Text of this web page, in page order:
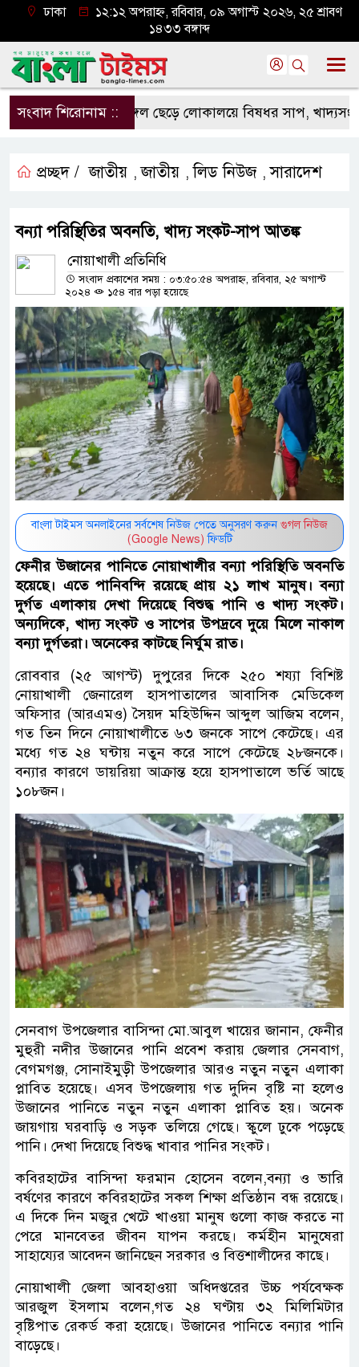
ঢাকা
১২:১২ অপরাহ্ন, রবিবার, ০৯ অগাস্ট ২০২৬, ২৫ শ্রাবণ
১৪৩৩ বঙ্গাব্দ
সংবাদ শিরোনাম ::জঙ্গল ছেড়ে লোকালয়ে বিষধর সাপ, খাদ্যসংকট ও
প্রচ্ছদ / জাতীয় ,জাতীয় ,লিড নিউজ ,সারাদেশ
বন্যা পরিস্থিতির অবনতি, খাদ্য সংকট-সাপ আতঙ্ক
নোয়াখালী প্রতিনিধি
সংবাদ প্রকাশের সময় : ০৩:৫০:৫৪ অপরাহ্ন, রবিবার, ২৫ অগাস্ট
২০২৪
১৫৪ বার পড়া হয়েছে
বাংলা টাইমস অনলাইনের সর্বশেষ নিউজ পেতে অনুসরণ করুন গুগল নিউজ
(Google News) ফিডটি
ফেনীর উজানের পানিতে নোয়াখালীর বন্যা পরিস্থিতি অবনতি
হয়েছে। এতে পানিবন্দি রয়েছে প্রায় ২১ লাখ মানুষ। বন্যা
দুর্গত এলাকায় দেখা দিয়েছে বিশুদ্ধ পানি ও খাদ্য সংকট।
অন্যদিকে, খাদ্য সংকট ও সাপের উপদ্রবে দুয়ে মিলে নাকাল
বন্যা দুর্গতরা। অনেকের কাটছে নির্ঘুম রাত।
রোববার (২৫ আগস্ট) দুপুরের দিকে ২৫০ শয্যা বিশিষ্ট
নোয়াখালী জেনারেল হাসপাতালের আবাসিক মেডিকেল
অফিসার (আরএমও) সৈয়দ মহিউদ্দিন আব্দুল আজিম বলেন,
গত তিন দিনে নোয়াখালীতে ৬৩ জনকে সাপে কেটেছে। এর
মধ্যে গত ২৪ ঘন্টায় নতুন করে সাপে কেটেছে ২৮জনকে।
বন্যার কারণে ডায়রিয়া আক্রান্ত হয়ে হাসপাতালে ভর্তি আছে
১০৮জন।
সেনবাগ উপজেলার বাসিন্দা মো.আবুল খায়ের জানান, ফেনীর
মুহুরী নদীর উজানের পানি প্রবেশ করায় জেলার সেনবাগ,
বেগমগঞ্জ, সোনাইমুড়ী উপজেলার আরও নতুন নতুন এলাকা
প্লাবিত হয়েছে। এসব উপজেলায় গত দুদিন বৃষ্টি না হলেও
উজানের পানিতে নতুন নতুন এলাকা প্লাবিত হয়। অনেক
জায়গায় ঘরবাড়ি ও সড়ক তলিয়ে গেছে। স্কুলে ঢুকে পড়েছে
পানি। দেখা দিয়েছে বিশুদ্ধ খাবার পানির সংকট।
কবিরহাটের বাসিন্দা ফরমান হোসেন বলেন,বন্যা ও ভারি
বর্ষণের কারণে কবিরহাটের সকল শিক্ষা প্রতিষ্ঠান বন্ধ রয়েছে।
এ দিকে দিন মজুর খেটে খাওয়া মানুষ গুলো কাজ করতে না
পেরে মানবেতর জীবন যাপন করছে। কর্মহীন মানুষেরা
সাহায্যের আবেদন জানিছেন সরকার ও বিত্তশালীদের কাছে।
নোয়াখালী জেলা আবহাওয়া অধিদপ্তরের উচ্চ পর্যবেক্ষক
আরজুল ইসলাম বলেন,গত ২৪ ঘণ্টায় ৩২ মিলিমিটার
বৃষ্টিপাত রেকর্ড করা হয়েছে। উজানের পানিতে বন্যার পানি
বাড়েছে।